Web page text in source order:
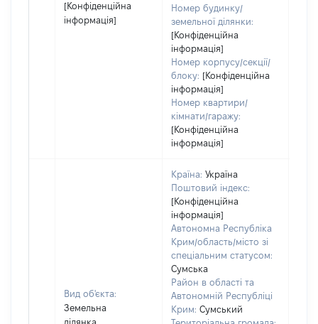
[Конфіденційна
інформація]
Номер будинку/
земельної ділянки:
[Конфіденційна
інформація]
Номер корпусу/секції/
блоку: [Конфіденційна
інформація]
Номер квартири/
кімнати/гаражу:
[Конфіденційна
інформація]
Вид об'єкта:
Земельна
ділянка
Країна: Україна
Поштовий індекс:
[Конфіденційна
інформація]
Автономна Республіка
Крим/область/місто зі
спеціальним статусом:
Сумська
Район в області та
Автономній Республіці
Крим: Сумський